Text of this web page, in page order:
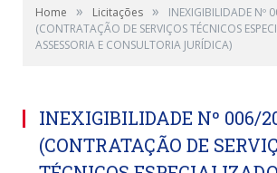
Home » Licitações »
INEXIGIBILIDADE Nº
(CONTRATAÇÃO DE SERVIÇOS TÉCNICOS
ASSESSORIA E CONSULTORIA JURÍDICA)
INEXIGIBILIDADE Nº 006/
(CONTRATAÇÃO DE